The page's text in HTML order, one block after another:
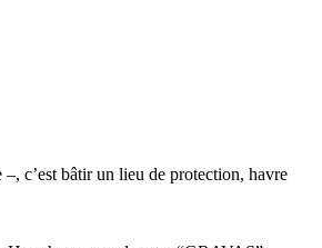
c’est bâtir un lieu de protection, havre